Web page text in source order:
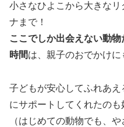
小さなひよこから大きな
ナまで！
ここでしか出会えない動
時間は、親子のおでかけに
子どもが安心してふれあ
にサポートしてくれたの
（はじめての動物でも、